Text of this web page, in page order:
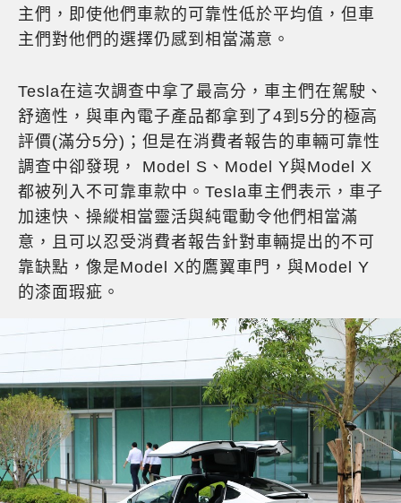
主們，即使他們車款的可靠性低於平均值，但車
主們對他們的選擇仍感到相當滿意。
Tesla在這次調查中拿了最高分，車主們在駕駛、
舒適性，與車內電子產品都拿到了4到5分的極高
評價(滿分5分)；但是在消費者報告的車輛可靠性
調查中卻發現， Model S、Model Y與Model X
都被列入不可靠車款中。Tesla車主們表示，車子
加速快、操縱相當靈活與純電動令他們相當滿
意，且可以忍受消費者報告針對車輛提出的不可
靠缺點，像是Model X的鷹翼車門，與Model Y
的漆面瑕疵。